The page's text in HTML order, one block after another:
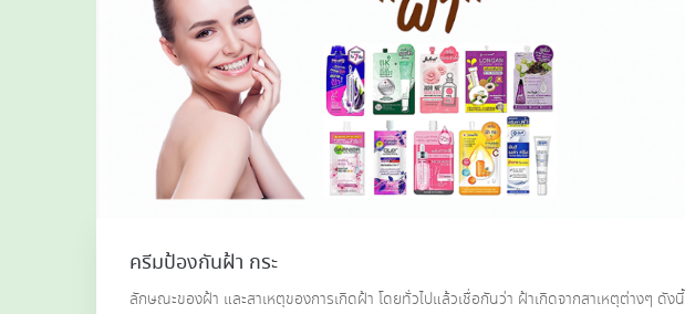
ครีมป้องกันฝ้า กระ
ลักษณะของฝ้า และสาเหตุของการเกิดฝ้า โดยทั่วไปแล้วเชื่อกันว่า ฝ้าเกิดจากสาเหตุต่างๆ ดังนี้